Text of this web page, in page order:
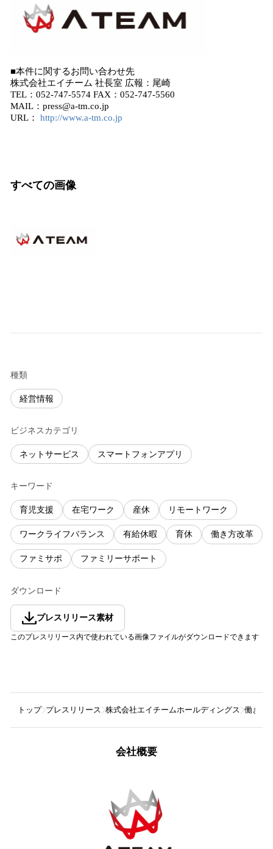
■本件に関するお問い合わせ先
株式会社エイチーム 社長室 広報：尾崎
TEL：052-747-5574 FAX：052-747-5560
MAIL：press@a-tm.co.jp
URL： http://www.a-tm.co.jp
すべての画像
種類
経営情報
ビジネスカテゴリ
ネットサービス スマートフォンアプリ
キーワード
育児支援 在宅ワーク 産休 リモートワーク
ワークライフバランス 有給休暇 育休 働き方改革
ファミサポ ファミリーサポート
ダウンロード
プレスリリース素材
このプレスリリース内で使われている画像ファイルがダウンロードできます
トップ プレスリリース 株式会社エイチームホールディングス 働きや
会社概要